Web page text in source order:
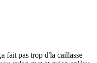
fait pas trop d'la caillasse